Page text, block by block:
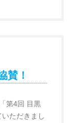
賛！
第4回 目黒
ただきまし